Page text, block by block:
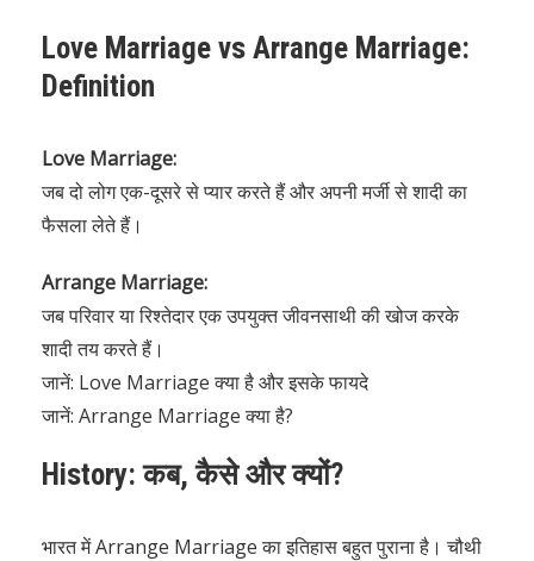
Love Marriage vs Arrange Marriage:
Definition
Love Marriage:
जब दो लोग एक-दूसरे से प्यार करते हैं और अपनी मर्जी से शादी का
फैसला लेते हैं।
Arrange Marriage:
जब परिवार या रिश्तेदार एक उपयुक्त जीवनसाथी की खोज करके
शादी तय करते हैं।
जानें: Love Marriage क्या है और इसके फायदे
जानें: Arrange Marriage क्या है?
History: कब, कैसे और क्यों?
भारत में Arrange Marriage का इतिहास बहुत पुराना है। चौथी